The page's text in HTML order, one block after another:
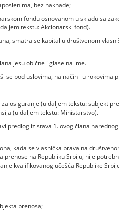
bez naknade;
fondu osnovanom u skladu sa
tekstu: Akcionarski fond).
smatra se kapital u društvenom
jesu obične i glase na ime.
se pod uslovima, na način i u rokovima
osiguranje (u daljem tekstu: subjekt
(u daljem tekstu: Ministarstvo).
predlog iz stava 1. ovog člana
kada se vlasnička prava na
prenose na Republiku Srbiju, nije
kvalifikovanog učešća Republike
prenosa;